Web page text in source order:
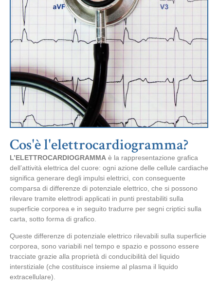
Cos'è l'elettrocardiogramma?
L’ELETTROCARDIOGRAMMA è la rappresentazione grafica
dell’attività elettrica del cuore: ogni azione delle cellule cardiache
significa generare degli impulsi elettrici, con conseguente
comparsa di differenze di potenziale elettrico, che si possono
rilevare tramite elettrodi applicati in punti prestabiliti sulla
superficie corporea e in seguito tradurre per segni criptici sulla
carta, sotto forma di grafico.
Queste differenze di potenziale elettrico rilevabili sulla superficie
corporea, sono variabili nel tempo e spazio e possono essere
tracciate grazie alla proprietà di conducibilità del liquido
interstiziale (che costituisce insieme al plasma il liquido
extracellulare).